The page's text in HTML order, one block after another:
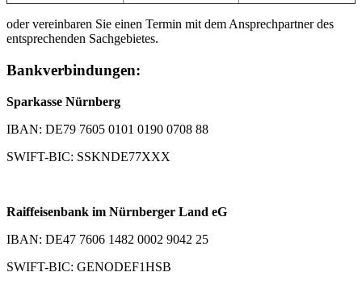
oder vereinbaren Sie einen Termin mit dem Ansprechpartner des
entsprechenden Sachgebietes.
Bankverbindungen:
Sparkasse Nürnberg
IBAN: DE79 7605 0101 0190 0708 88
SWIFT-BIC: SSKNDE77XXX
Raiffeisenbank im Nürnberger Land eG
IBAN: DE47 7606 1482 0002 9042 25
SWIFT-BIC: GENODEF1HSB